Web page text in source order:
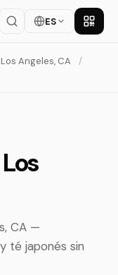
ES
Los Angeles, CA
/
CA —
té japonés sin